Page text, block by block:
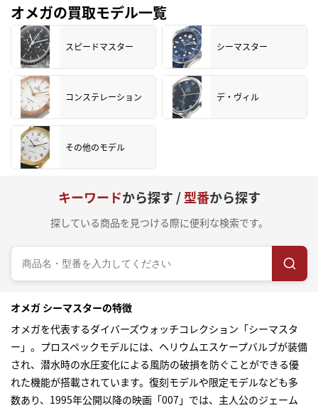
オメガの買取モデル一覧
スピードマスター シーマスター
コンステレーション デ・ヴィル
その他のモデル
キーワードから探す /型番から探す
探している商品を見つける際に便利な検索です。
オメガ シーマスターの特徴
オメガを代表するダイバーズウォッチコレクション「シーマスタ
ー」。プロスペックモデルには、ヘリウムエスケープバルブが装備
され、潜水時の水圧変化による風防の破損を防ぐことができる優
れた機能が搭載されています。復刻モデルや限定モデルなども多
数あり、1995年公開以降の映画「007」では、主人公のジェーム